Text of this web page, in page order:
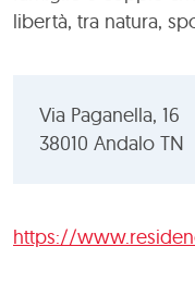
libertà, tra natura,
Via Paganella, 16
38010 Andalo TN
https://